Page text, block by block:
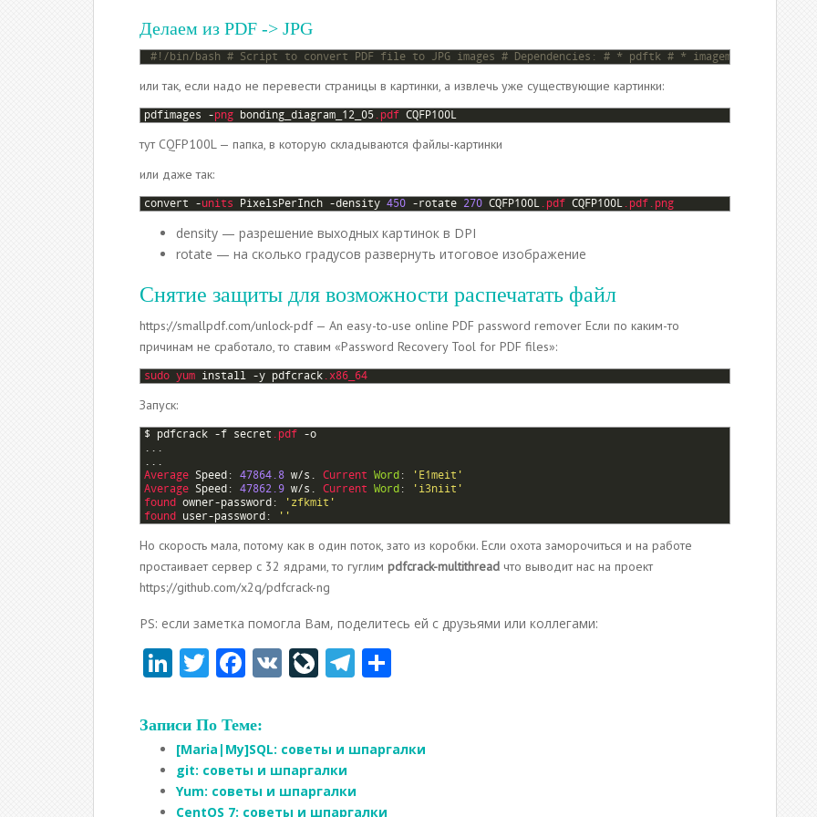
Делаем из PDF -> JPG
#!/bin/bash # Script to convert PDF file to JPG images # Dependencies: # * pdftk # * imagemagick
или так, если надо не перевести страницы в картинки, а извлечь уже существующие картинки:
pdfimages -png bonding_diagram_12_05.pdf CQFP100L
тут CQFP100L — папка, в которую складываются файлы-картинки
или даже так:
convert -units PixelsPerInch -density 450 -rotate 270 CQFP100L.pdf CQFP100L.pdf.png
density — разрешение выходных картинок в DPI
rotate — на сколько градусов развернуть итоговое изображение
Снятие защиты для возможности распечатать файл
https://smallpdf.com/unlock-pdf — An easy-to-use online PDF password remover Если по каким-то
причинам не сработало, то ставим «Password Recovery Tool for PDF files»:
sudo yum install -y pdfcrack.x86_64
Запуск:
$ pdfcrack -f secret .pdf -o
. . .
. . .
Average Speed : 47864.8 w/s . Current Word :
'E1meit'
Average Speed : 47862.9 w/s . Current Word :
'i3niit'
found owner-password :
'zfkmit'
found user-password : ''
Но скорость мала, потому как в один поток, зато из коробки. Если охота заморочиться и на работе
простаивает сервер с 32 ядрами, то гуглим pdfcrack-multithread что выводит нас на проект
https://github.com/x2q/pdfcrack-ng
PS: если заметка помогла Вам, поделитесь ей с друзьями или коллегами:
Li
k
e
dI
n
T
itt
er
F
e
b
o
o
V Li
o
u
r
T
gr
a
m
р
Записи По Теме:
[Maria|My]SQL: советы и шпаргалки
git: советы и шпаргалки
Yum: советы и шпаргалки
CentOS 7: советы и шпаргалки